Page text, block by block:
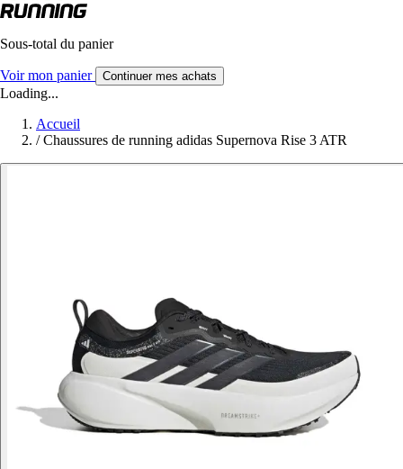
Sous-total du panier
Voir mon panier Continuer mes achats
Loading...
Accueil
/ Chaussures de running adidas Supernova Rise 3 ATR